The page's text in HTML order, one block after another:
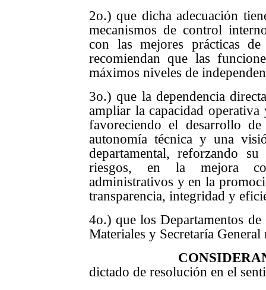
2o.) que dicha adecuación
mecanismos de control
con las mejores prácticas
recomiendan que las
máximos niveles de
3o.) que la dependencia
ampliar la capacidad
favoreciendo el desarrollo
autonomía técnica y una
departamental, reforzando
riesgos, en la mejora
administrativos y en la
transparencia, integridad y
4o.) que los Departamentos
Materiales y Secretaría
dictado de resolución en el